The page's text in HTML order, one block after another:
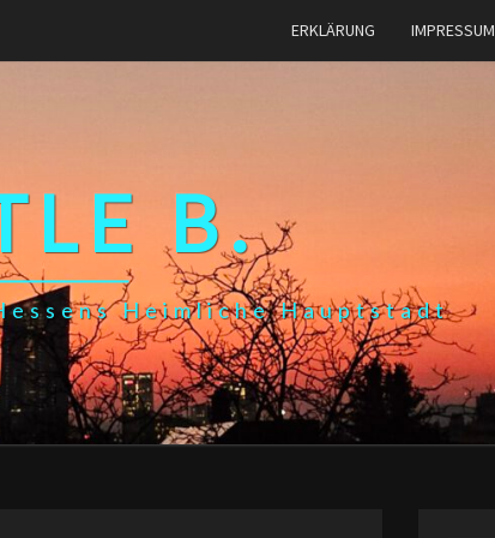
ERKLÄRUNG IMPRESSUM
B.
Heimliche Hauptstadt